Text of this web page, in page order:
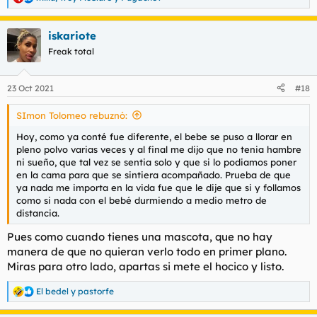
5. Hay algo turbio?
Mi sexto sentido por ahora está calmado. Ella no me ha dado la
más minima prueba de querer algo más o tener intenciones
mas allá de un buen polvo. Según me cuenta la mayoría de sus
anteriores parejas se corrían en 2 minutos y la dejaban siempre
a medias; yo por mi parte y sin ánimo de alardear siempre
pongo un punto de honor en follar bien. Tiendo a pensar que
es uno de los casos raros en el mundo donde una mujer quiere
escapar del estrés de la vida con un buen polvo (también
existen), básicamente soy su fuck boi
6. Métodos anticonceptivos
Obvio una latina de 24 años es tremendamente fértil. Siempre
se usa preservativo; ella a veces me ha dicho que lo hagamos
a pelo y luego se toma la píldora del dia después pero yo esos
riesgos no los corro. Termino siempre en su boca (entra en mi
top 3 de mejores mamadoras) y le encanta tragársela toda, de
hecho detecta cuando sale más o menos (en función del
calendario que tengo).
Cuando estaba embarazada si follabamos a pelo siempre.
Me envió lo siguiente hace unas horas
R
e
c
c
i
e
s
iskariote
Freak total
23 Oct 2021 #18
SImon Tolomeo rebuznó:
Hoy, como ya conté fue diferente, el bebe se puso a llorar en
pleno polvo varias veces y al final me dijo que no tenia hambre
ni sueño, que tal vez se sentia solo y que si lo podiamos poner
en la cama para que se sintiera acompañado. Prueba de que
ya nada me importa en la vida fue que le dije que si y follamos
como si nada con el bebé durmiendo a medio metro de
distancia.
Pues como cuando tienes una mascota, que no hay
manera de que no quieran verlo todo en primer plano.
Miras para otro lado, apartas si mete el hocico y listo.
R
e
El bedel y pastorfe